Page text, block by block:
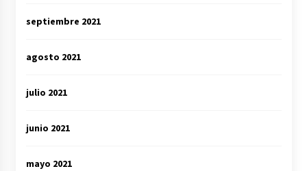
septiembre 2021
agosto 2021
julio 2021
junio 2021
mayo 2021